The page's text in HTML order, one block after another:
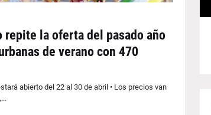
repite la oferta del pasado año
de verano con 470
abierto del 22 al 30 de abril • Los precios van